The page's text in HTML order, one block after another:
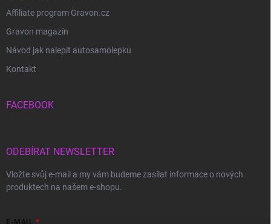
Affiliate program Gravon.cz
Gravon magazín
Návod jak nalepit autosamolepku
Kontakt
FACEBOOK
ODEBÍRAT NEWSLETTER
Vložte svůj e-mail a my vám budeme zasílat informace o nových
produktech na našem e-shopu.
E-MAIL